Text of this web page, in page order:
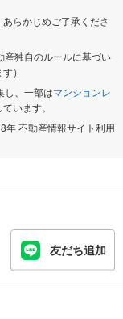
らかじめご了承くださ
産独自のルールに基づい
）
し、一部はマンションレ
います。
年 不動産情報サイト利用
友だち追加